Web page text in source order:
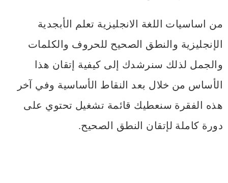
من اساسيات اللغة الانجليزية تعلم الأبجدية
الإنجليزية والنطق الصحيح للحروف والكلمات
والجمل لذلك سنرشدك إلى كيفية إتقان هذا
الأساس من خلال بعد النقاط الأساسية وفي آخر
هذه الفقرة سنعطيك قائمة تشغيل تحتوي على
دورة كاملة لإتقان النطق الصحيح.